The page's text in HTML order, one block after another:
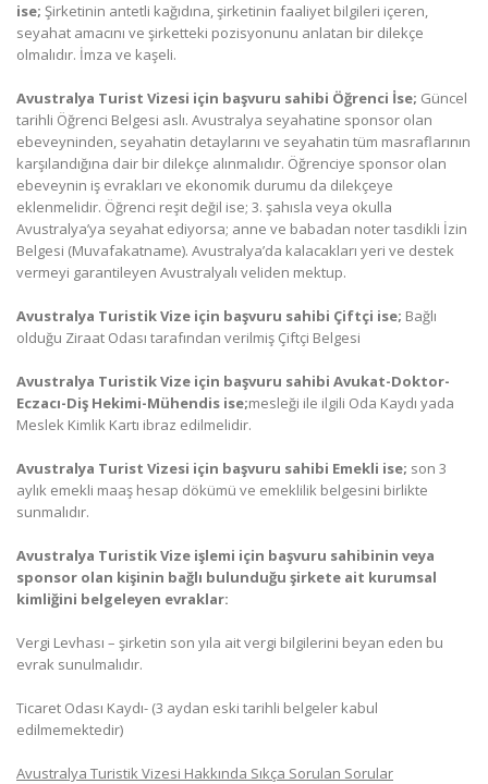
ise; Şirketinin antetli kağıdına, şirketinin faaliyet bilgileri içeren,
seyahat amacını ve şirketteki pozisyonunu anlatan bir dilekçe
olmalıdır. İmza ve kaşeli.
Avustralya Turist Vizesi için başvuru sahibi Öğrenci İse; Güncel
tarihli Öğrenci Belgesi aslı. Avustralya seyahatine sponsor olan
ebeveyninden, seyahatin detaylarını ve seyahatin tüm masraflarının
karşılandığına dair bir dilekçe alınmalıdır. Öğrenciye sponsor olan
ebeveynin iş evrakları ve ekonomik durumu da dilekçeye
eklenmelidir. Öğrenci reşit değil ise; 3. şahısla veya okulla
Avustralya’ya seyahat ediyorsa; anne ve babadan noter tasdikli İzin
Belgesi (Muvafakatname). Avustralya’da kalacakları yeri ve destek
vermeyi garantileyen Avustralyalı veliden mektup.
Avustralya Turistik Vize için başvuru sahibi Çiftçi ise; Bağlı
olduğu Ziraat Odası tarafından verilmiş Çiftçi Belgesi
Avustralya Turistik Vize için başvuru sahibi Avukat-Doktor-
Eczacı-Diş Hekimi-Mühendis ise;mesleği ile ilgili Oda Kaydı yada
Meslek Kimlik Kartı ibraz edilmelidir.
Avustralya Turist Vizesi için başvuru sahibi Emekli ise; son 3
aylık emekli maaş hesap dökümü ve emeklilik belgesini birlikte
sunmalıdır.
Avustralya Turistik Vize işlemi için başvuru sahibinin veya
sponsor olan kişinin bağlı bulunduğu şirkete ait kurumsal
kimliğini belgeleyen evraklar:
Vergi Levhası – şirketin son yıla ait vergi bilgilerini beyan eden bu
evrak sunulmalıdır.
Ticaret Odası Kaydı- (3 aydan eski tarihli belgeler kabul
edilmemektedir)
Avustralya Turistik Vizesi Hakkında Sıkça Sorulan Sorular